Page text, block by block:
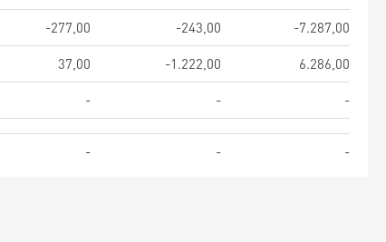
-277,00 -243,00
-7.287,00
37,00 -1.222,00
6.286,00
- - -
- - -